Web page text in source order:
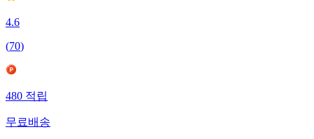
4.6
(70)
480적립
무료배송